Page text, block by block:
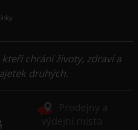
chrání životy, zdraví a
druhých.